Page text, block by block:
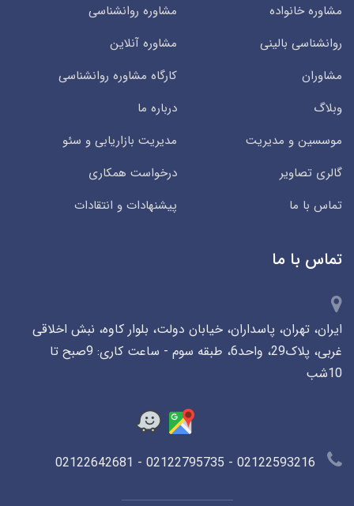
مشاوره خانواده
مشاوره روانشناسی
روانشناسی بالینی
مشاوره آنلاین
مشاوران
کارگاه مشاوره روانشناسی
وبلاگ
درباره ما
موسسین و مدیریت
مدیریت بازاریابی و سئو
گالری تصاویر
درخواست همکاری
تماس با ما
پیشنهادات و انتقادات
تماس با ما
ایران، تهران، پاسداران، خیابان دولت، بلوار کاوه، نبش اخلاقی
غربی، پلاک29، واحد6، طبقه سوم - ساعت کاری: 9صبح تا
10شب